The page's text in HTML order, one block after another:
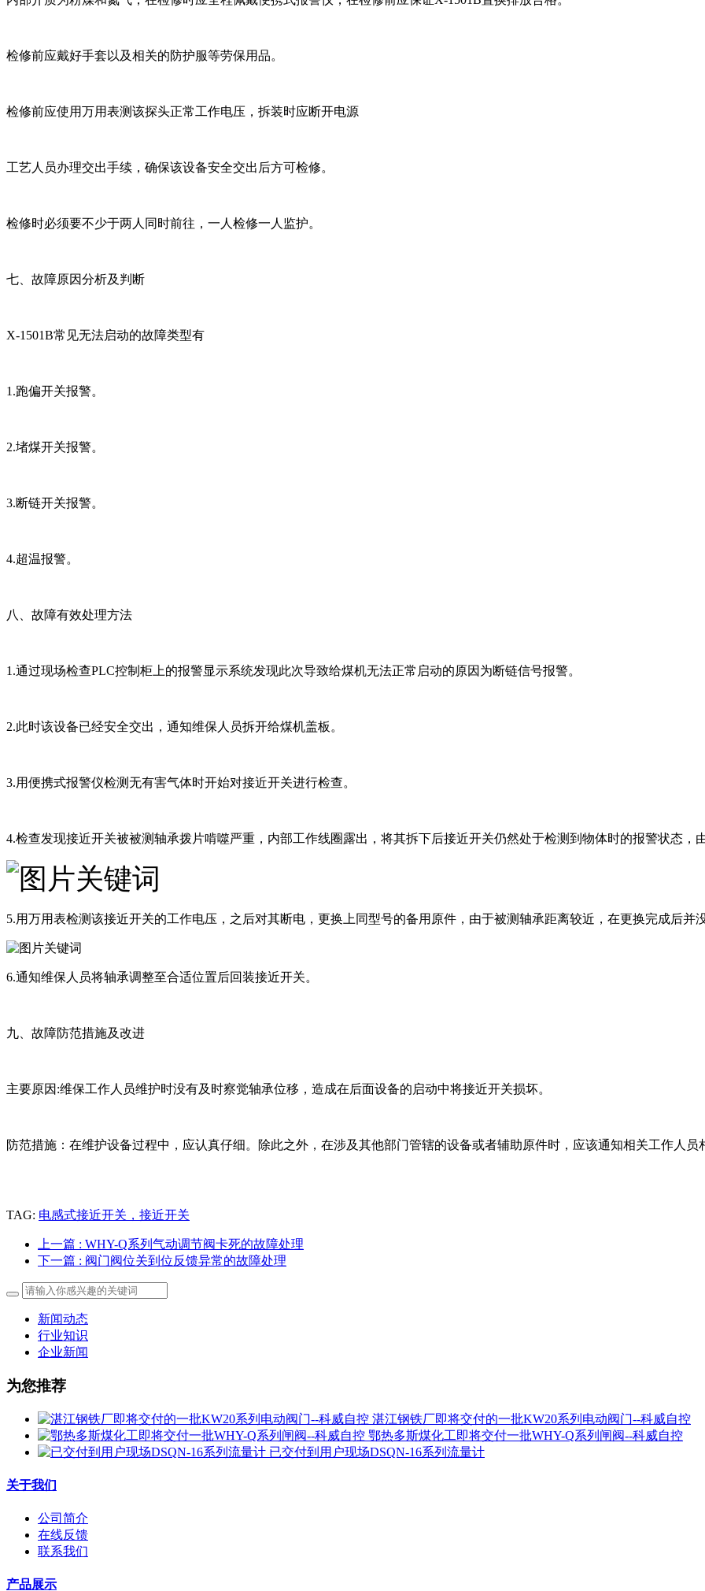
检修前应戴好手套以及相关的防护服等劳保用品。
检修前应使用万用表测该探头正常工作电压，拆装时应断开电源
工艺人员办理交出手续，确保该设备安全交出后方可检修。
检修时必须要不少于两人同时前往，一人检修一人监护。
七、故障原因分析及判断
X-1501B常见无法启动的故障类型有
1.跑偏开关报警。
2.堵煤开关报警。
3.断链开关报警。
4.超温报警。
八、故障有效处理方法
1.通过现场检查PLC控制柜上的报警显示系统发现此次导致给煤机无法正常启动的原因为断链信号报警。
2.此时该设备已经安全交出，通知维保人员拆开给煤机盖板。
3.用便携式报警仪检测无有害气体时开始对接近开关进行检查。
4.检查发现接近开关被被测轴承拨片啃噬严重，内部工作线圈露出，将其拆下后接近开关仍然处于检测到物体时的报警状态，
5.用万用表检测该接近开关的工作电压，之后对其断电，更换上同型号的备用原件，由于被测轴承距离较近，在更换完成后并
6.通知维保人员将轴承调整至合适位置后回装接近开关。
九、故障防范措施及改进
主要原因:维保工作人员维护时没有及时察觉轴承位移，造成在后面设备的启动中将接近开关损坏。
防范措施：在维护设备过程中，应认真仔细。除此之外，在涉及其他部门管辖的设备或者辅助原件时，应该通知相关工作人
TAG: 电感式接近开关，接近开关
上一篇 : WHY-Q系列气动调节阀卡死的故障处理
下一篇 : 阀门阀位关到位反馈异常的故障处理
新闻动态
行业知识
企业新闻
为您推荐
湛江钢铁厂即将交付的一批KW20系列电动阀门--科威自控
鄂热多斯煤化工即将交付一批WHY-Q系列闸阀--科威自控
已交付到用户现场DSQN-16系列流量计
关于我们
公司简介
在线反馈
联系我们
产品展示